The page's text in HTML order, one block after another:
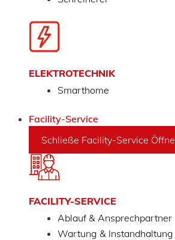
ELEKTROTECHNIK
Smarthome
Facility-Service
Schließe Facility-Service
FACILITY-SERVICE
Ablauf & Ansprechpartner
Wartung & Instandhaltung